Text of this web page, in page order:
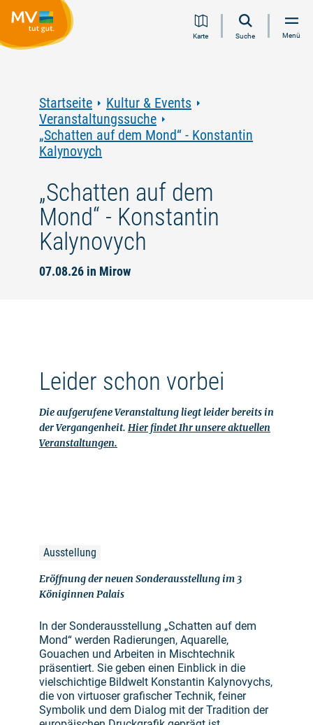
Inhalt
Navigation
Volltextsuche
FooterKarte Suche Menü
Startseite
Kultur & Events
Veranstaltungssuche
„Schatten auf dem Mond“ - Konstantin
Kalynovych
„Schatten auf dem
Mond“ - Konstantin
Kalynovych
07.08.26 in Mirow
Leider schon vorbei
Die aufgerufene Veranstaltung liegt leider bereits in
der Vergangenheit. Hier findet Ihr unsere aktuellen
Veranstaltungen.
Ausstellung
Eröffnung der neuen Sonderausstellung im 3
Königinnen Palais
In der Sonderausstellung „Schatten auf dem
Mond“ werden Radierungen, Aquarelle,
Gouachen und Arbeiten in Mischtechnik
präsentiert. Sie geben einen Einblick in die
vielschichtige Bildwelt Konstantin Kalynovychs,
die von virtuoser grafischer Technik, feiner
Symbolik und dem Dialog mit der Tradition der